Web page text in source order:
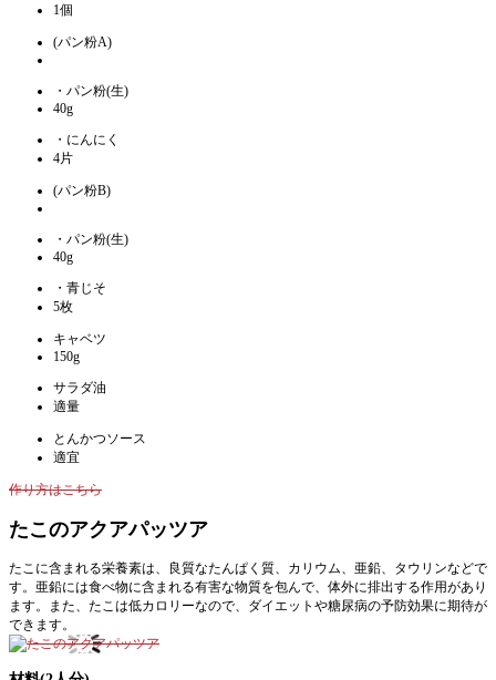
1個
(パン粉A)
・パン粉(生)
40g
・にんにく
4片
(パン粉B)
・パン粉(生)
40g
・青じそ
5枚
キャベツ
150g
サラダ油
適量
とんかつソース
適宜
作り方はこちら
たこのアクアパッツア
たこに含まれる栄養素は、良質なたんぱく質、カリウム、亜鉛、タウリンなどで
す。亜鉛には食べ物に含まれる有害な物質を包んで、体外に排出する作用があり
ます。また、たこは低カロリーなので、ダイエットや糖尿病の予防効果に期待が
できます。